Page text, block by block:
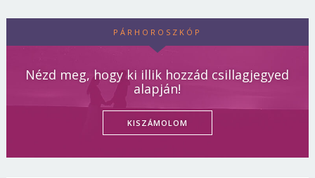
PÁRHOROSZKÓP
Nézd meg, hogy ki illik hozzád csillagjegyed
alapján!
KISZÁMOLOM